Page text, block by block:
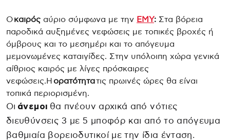
Οκαιρός αύριο σύμφωνα με την ΕΜΥ: Στα βόρεια
παροδικά αυξημένες νεφώσεις με τοπικές βροχές ή
όμβρους και το μεσημέρι και το απόγευμα
μεμονωμένες καταιγίδες. Στην υπόλοιπη χώρα γενικά
αίθριος καιρός με λίγες πρόσκαιρες
νεφώσεις.Η ορατότητατις πρωινές ώρες θα είναι
τοπικά περιορισμένη.
Οι άνεμοι θα πνέουν αρχικά από νότιες
διευθύνσεις 3 με 5 μποφόρ και από το απόγευμα
βαθμιαία βορειοδυτικοί με την ίδια ένταση.